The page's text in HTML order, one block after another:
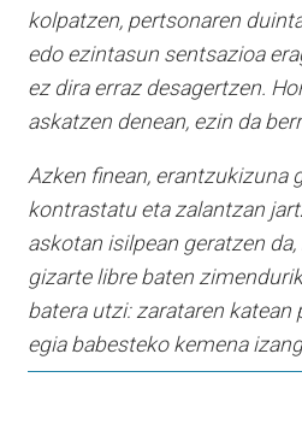
kolpatzen, pertsonaren
edo ezintasun sentsazioa
ez dira erraz desagertzen.
askatzen denean, ezin da
Azken finean, erantzukizuna
kontrastatu eta zalantzan
askotan isilpean geratzen
gizarte libre baten
batera utzi: zarataren
egia babesteko kemena